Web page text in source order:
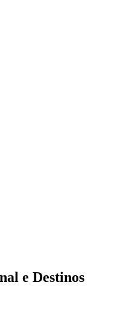
e Destinos